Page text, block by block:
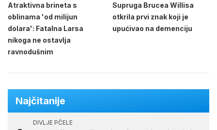
Atraktivna brineta s
oblinama 'od milijun
dolara': Fatalna Larsa
nikoga ne ostavlja
ravnodušnim
Supruga Brucea Willisa
otkrila prvi znak koji je
upućivao na demenciju
Najčitanije
DIVLJE PČELE